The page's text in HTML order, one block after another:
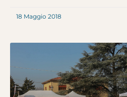
18 Maggio 2018